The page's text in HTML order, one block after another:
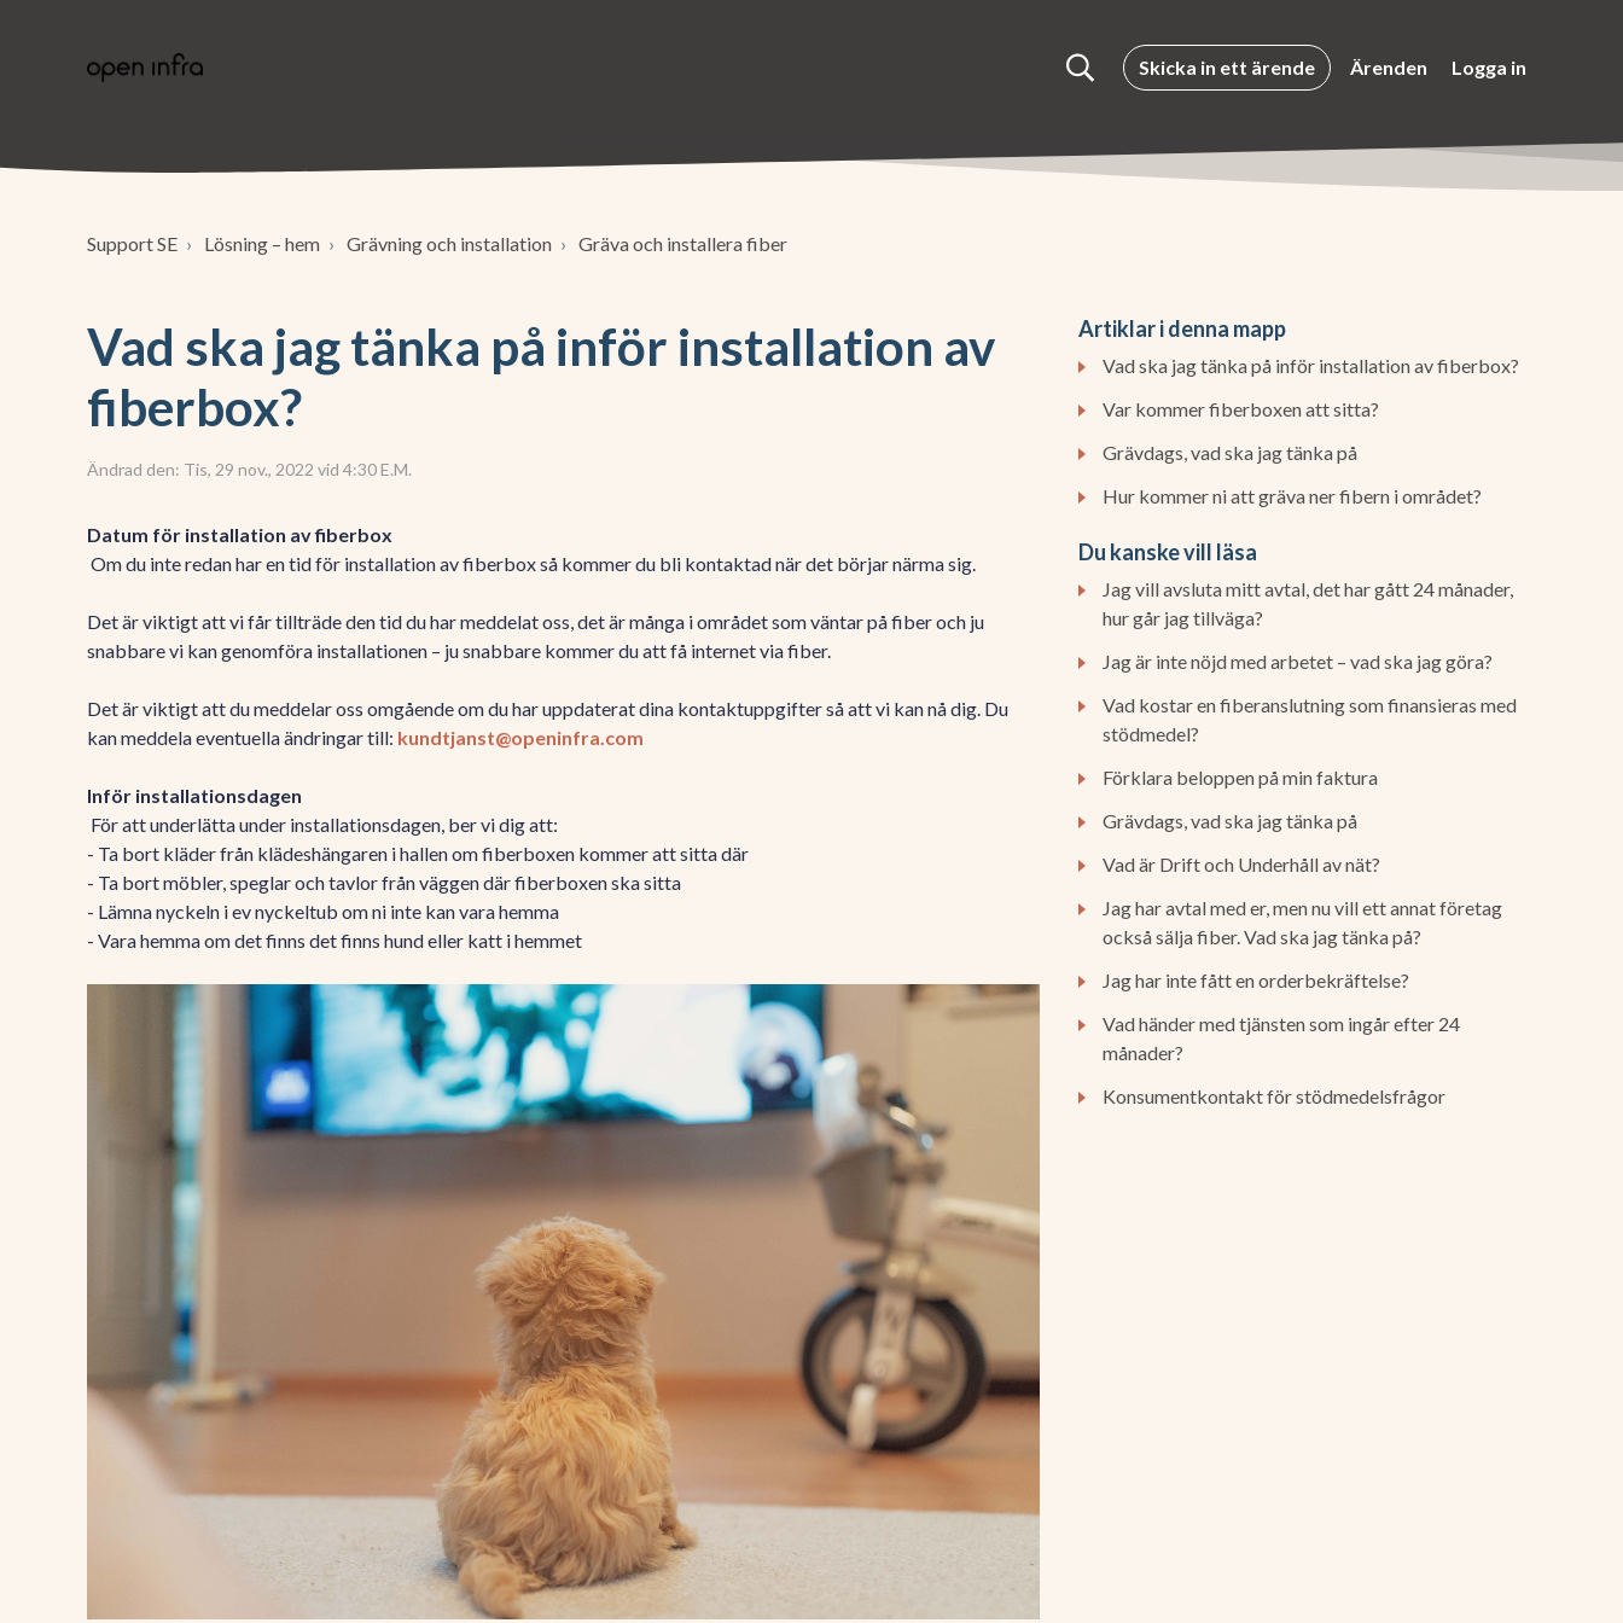
Skicka in ett ärende Ärenden Logga in
Support SE Lösning – hem Grävning och installation Gräva och installera fiber
Vad ska jag tänka på inför installation av
fiberbox?
Ändrad den: Tis, 29 nov., 2022 vid 4:30 E.M.
Datum för installation av fiberbox
Om du inte redan har en tid för installation av fiberbox så kommer du bli kontaktad när det börjar närma sig.
Det är viktigt att vi får tillträde den tid du har meddelat oss, det är många i området som väntar på fiber och ju
snabbare vi kan genomföra installationen – ju snabbare kommer du att få internet via fiber.
Det är viktigt att du meddelar oss omgående om du har uppdaterat dina kontaktuppgifter så att vi kan nå dig. Du
kan meddela eventuella ändringar till: kundtjanst@openinfra.com
Inför installationsdagen
För att underlätta under installationsdagen, ber vi dig att:
- Ta bort kläder från klädeshängaren i hallen om fiberboxen kommer att sitta där
- Ta bort möbler, speglar och tavlor från väggen där fiberboxen ska sitta
- Lämna nyckeln i ev nyckeltub om ni inte kan vara hemma
- Vara hemma om det finns det finns hund eller katt i hemmet
Artiklar i denna mapp
Vad ska jag tänka på inför installation av fiberbox?
Var kommer fiberboxen att sitta?
Grävdags, vad ska jag tänka på
Hur kommer ni att gräva ner fibern i området?
Du kanske vill läsa
Jag vill avsluta mitt avtal, det har gått 24 månader,
hur går jag tillväga?
Jag är inte nöjd med arbetet – vad ska jag göra?
Vad kostar en fiberanslutning som finansieras med
stödmedel?
Förklara beloppen på min faktura
Grävdags, vad ska jag tänka på
Vad är Drift och Underhåll av nät?
Jag har avtal med er, men nu vill ett annat företag
också sälja fiber. Vad ska jag tänka på?
Jag har inte fått en orderbekräftelse?
Vad händer med tjänsten som ingår efter 24
månader?
Konsumentkontakt för stödmedelsfrågor